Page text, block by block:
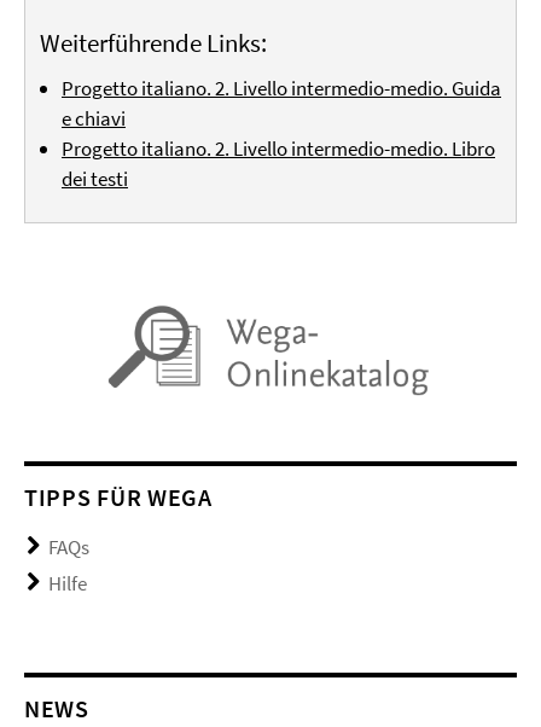
Weiterführende Links:
Progetto italiano. 2. Livello intermedio-medio. Guida
e chiavi
Progetto italiano. 2. Livello intermedio-medio. Libro
dei testi
TIPPS FÜR WEGA
FAQs
Hilfe
NEWS